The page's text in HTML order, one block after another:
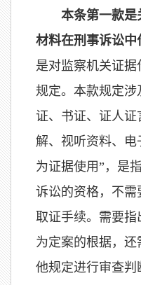
本条第一款是
材料在刑事诉讼中
是对监察机关证
规定。本款规定
证、书证、证人
解、视听资料、电
为证据使用”，是
诉讼的资格，不
取证手续。需要
为定案的根据，
他规定进行审查判